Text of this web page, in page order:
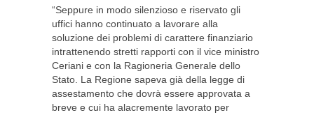
“Seppure in modo silenzioso e riservato gli
uffici hanno continuato a lavorare alla
soluzione dei problemi di carattere finanziario
intrattenendo stretti rapporti con il vice ministro
Ceriani e con la Ragioneria Generale dello
Stato. La Regione sapeva già della legge di
assestamento che dovrà essere approvata a
breve e cui ha alacremente lavorato per